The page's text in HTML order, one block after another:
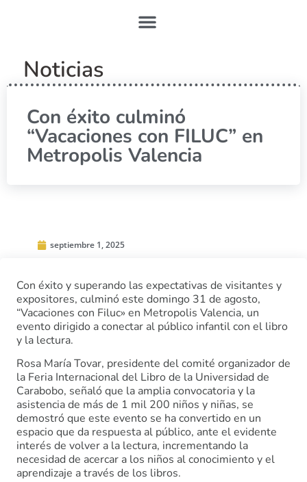
Noticias
Con éxito culminó
“Vacaciones con FILUC” en
Metropolis Valencia
septiembre 1, 2025
Con éxito y superando las expectativas de visitantes y
expositores, culminó este domingo 31 de agosto,
“Vacaciones con Filuc» en Metropolis Valencia, un
evento dirigido a conectar al público infantil con el libro
y la lectura.
Rosa María Tovar, presidente del comité organizador de
la Feria Internacional del Libro de la Universidad de
Carabobo, señaló que la amplia convocatoria y la
asistencia de más de 1 mil 200 niños y niñas, se
demostró que este evento se ha convertido en un
espacio que da respuesta al público, ante el evidente
interés de volver a la lectura, incrementando la
necesidad de acercar a los niños al conocimiento y el
aprendizaje a través de los libros.